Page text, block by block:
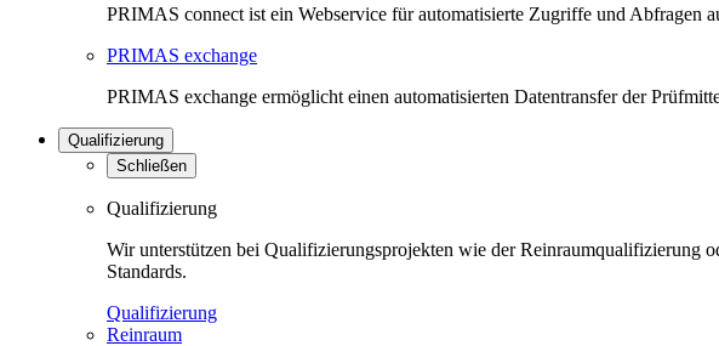
PRIMAS connect ist ein Webservice für automatisierte Zugriffe und Abfragen
PRIMAS exchange
PRIMAS exchange ermöglicht einen automatisierten Datentransfer der
Qualifizierung
Schließen
Qualifizierung
Wir unterstützen bei Qualifizierungsprojekten wie der Reinraumqualifizierung
Standards.
Qualifizierung
Reinraum